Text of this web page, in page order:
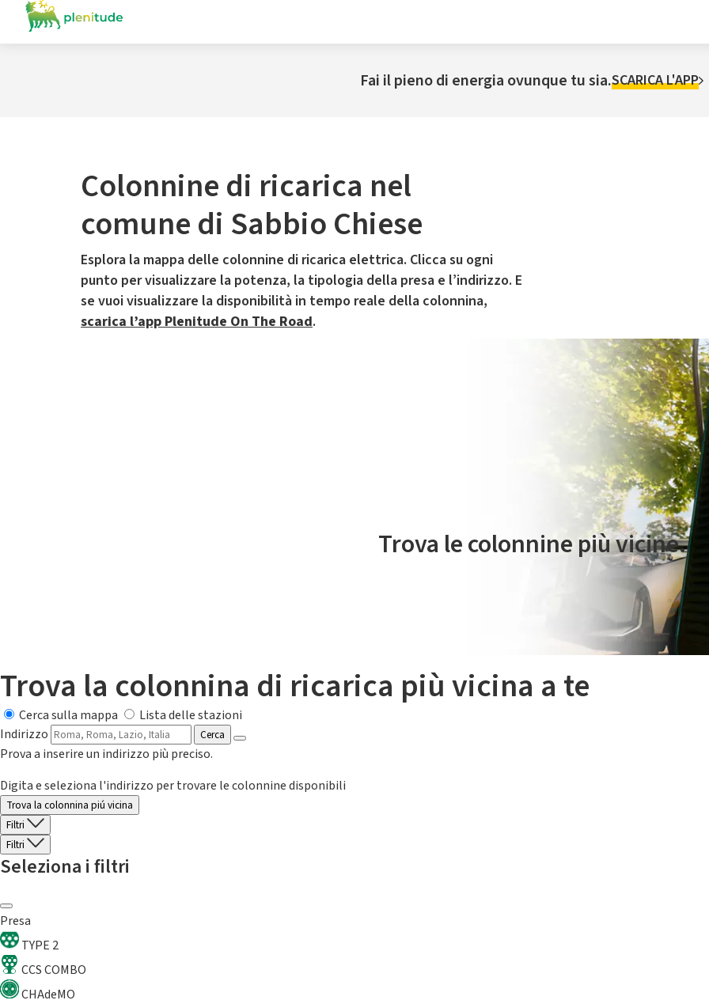
Fai il pieno di energia ovunque tu sia.SCARICA L'APP
Colonnine di ricarica nel
comune di Sabbio Chiese
Esplora la mappa delle colonnine di ricarica elettrica. Clicca su ogni
punto per visualizzare la potenza, la tipologia della presa e l’indirizzo. E
se vuoi visualizzare la disponibilità in tempo reale della colonnina,
scarica l’app Plenitude On The Road.
Il servizio di mobilità elettrica è gestito da Plenitude On The Road
Trova le colonnine più vicine.
Trova la colonnina di ricarica più vicina a te
Cerca sulla mappa
Lista delle stazioni
Indirizzo
Cerca
Prova a inserire un indirizzo più preciso.
Digita e seleziona l'indirizzo per trovare le colonnine disponibili
Trova la colonnina piú vicina
Filtri
Filtri
Seleziona i filtri
Presa
TYPE 2
CCS COMBO
CHAdeMO